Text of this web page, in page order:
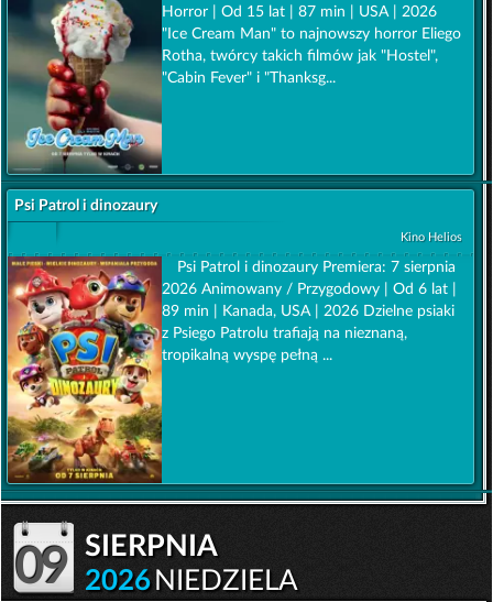
Horror | Od 15 lat | 87 min | USA | 2026
"Ice Cream Man" to najnowszy horror Eliego
Rotha, twórcy takich filmów jak "Hostel",
"Cabin Fever" i "Thanksg...
Psi Patrol i dinozaury
Kino Helios
Psi Patrol i dinozaury Premiera: 7 sierpnia
2026 Animowany / Przygodowy | Od 6 lat |
89 min | Kanada, USA | 2026 Dzielne psiaki
z Psiego Patrolu trafiają na nieznaną,
tropikalną wyspę pełną ...
09 sierpnia
2026 NIEDZIELA